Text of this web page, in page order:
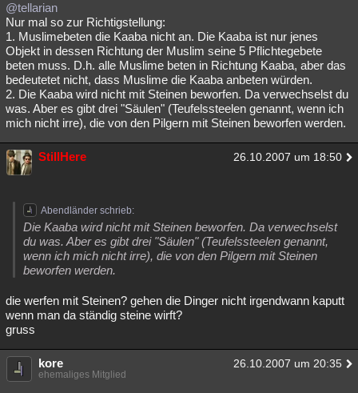
@tellarian
Nur mal so zur Richtigstellung:
1. Muslimebeten die Kaaba nicht an. Die Kaaba ist nur jenes
Objekt in dessen Richtung der Muslim seine 5 Pflichtegebete
beten muss. D.h. alle Muslime beten in Richtung Kaaba, aber das
bedeutetet nicht, dass Muslime die Kaaba anbeten würden.
2. Die Kaaba wird nicht mit Steinen beworfen. Da verwechselst du
was. Aber es gibt drei "Säulen" (Teufelssteelen genannt, wenn ich
mich nicht irre), die von den Pilgern mit Steinen beworfen werden.
StillHere 26.10.2007 um 18:50
Abendländer schrieb:
Die Kaaba wird nicht mit Steinen beworfen. Da verwechselst
du was. Aber es gibt drei "Säulen" (Teufelssteelen genannt,
wenn ich mich nicht irre), die von den Pilgern mit Steinen
beworfen werden.
die werfen mit Steinen? gehen die Dinger nicht irgendwann kaputt
wenn man da ständig steine wirft?
gruss
kore 26.10.2007 um 20:35
ehemaliges Mitglied